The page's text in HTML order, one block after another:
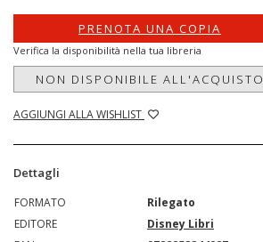
PRENOTA UNA COPIA
Verifica la disponibilità nella tua libreria
NON DISPONIBILE ALL'ACQUISTO
AGGIUNGI ALLA WISHLIST
Dettagli
FORMATO
Rilegato
EDITORE
Disney Libri